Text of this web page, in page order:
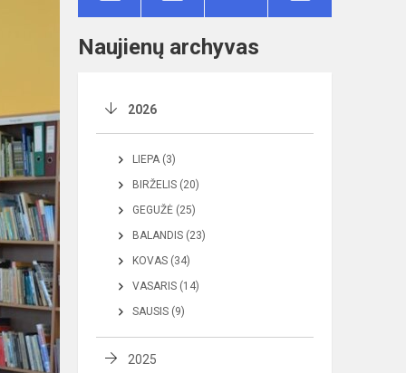
Naujienų archyvas
2026
LIEPA (3)
BIRŽELIS (20)
GEGUŽĖ (25)
BALANDIS (23)
KOVAS (34)
VASARIS (14)
SAUSIS (9)
2025